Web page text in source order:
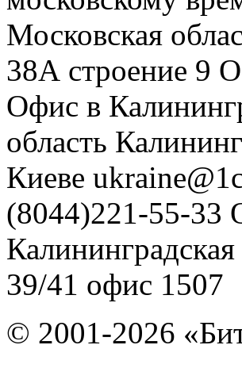
Московская
38А строение 9
Офис в
область
Киеве
(8044)221-55-33
Калининградская
39/41 офис 1507
© 2001-2026